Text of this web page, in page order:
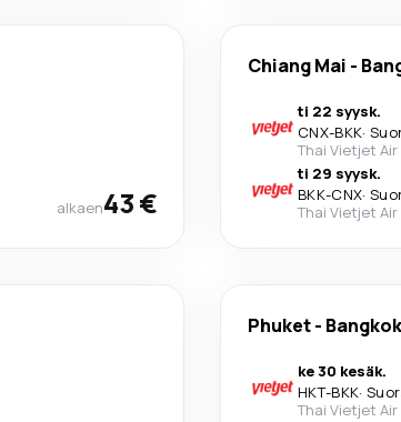
alkaen43 €
Chiang Mai -
ti 22 syysk.
CNX-BKK·
Thai Vietjet Air
ti 29 syysk.
BKK-CNX·
Thai Vietjet Air
Phuket- Bangkok
ke 30 kesäk.
HKT-BKK·
Thai Vietjet Air